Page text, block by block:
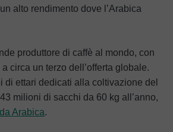
alto rendimento dove l’Arabica
produttore di caffè al mondo, con
circa un terzo dell’offerta globale.
di ettari dedicati alla coltivazione del
milioni di sacchi da 60 kg all’anno,
Arabica.